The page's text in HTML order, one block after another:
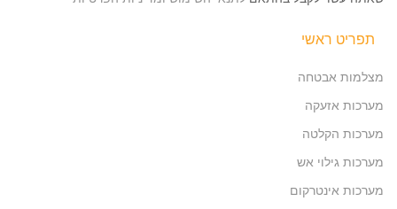
תפריט ראשי
מצלמות אבטחה
מערכות אזעקה
מערכות הקלטה
מערכות גילוי אש
מערכות אינטרקום